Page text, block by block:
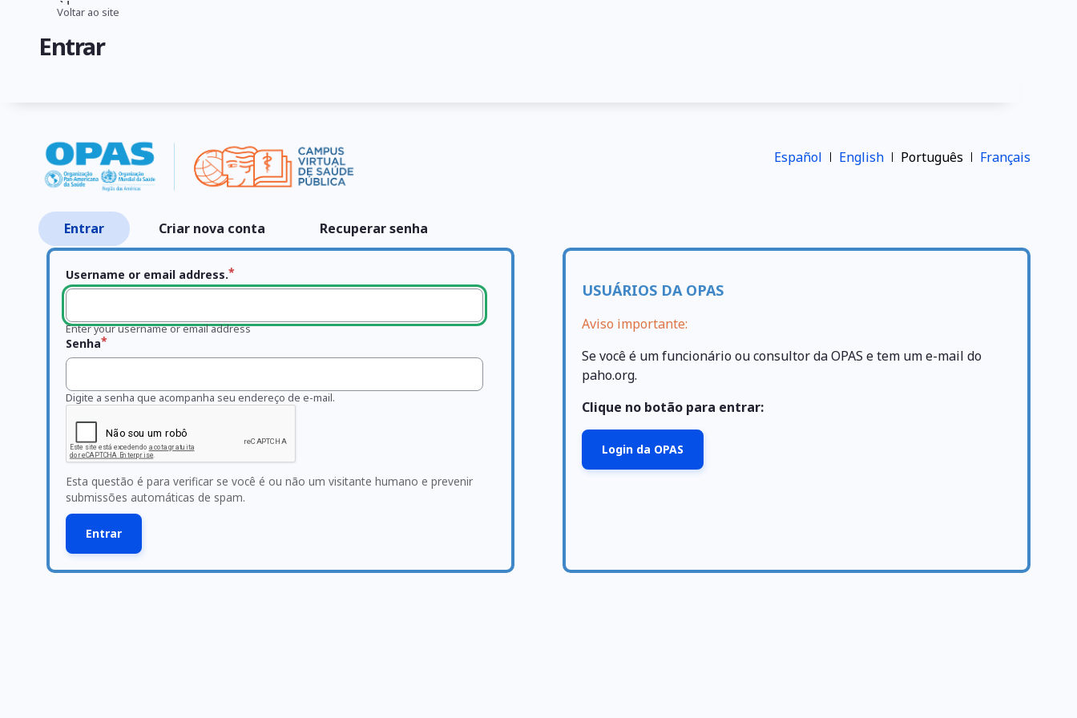
de
Voltar ao site
Entrar
Español English Português Français
Abas
primárias
Entrar Criar nova conta Recuperar senha
Username or email address.
Enter your username or email address
Senha
Digite a senha que acompanha seu endereço de e-mail.
Esta questão é para verificar se você é ou não um visitante humano e prevenir
submissões automáticas de spam.
USUÁRIOS DA OPAS
Aviso importante:
Se você é um funcionário ou consultor da OPAS e tem um e-mail do
paho.org.
Clique no botão para entrar:
Login da OPAS